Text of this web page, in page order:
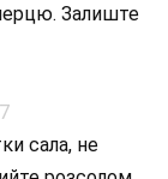
Залиште
сала, не